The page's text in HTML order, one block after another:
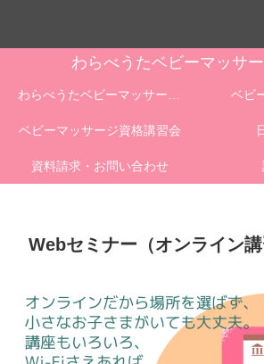
わらべうたベビーマッサ
ベビ
ベビーマッサージ資格講習会
資料請求・お問い合わせ
Webセミナー（オンライン講